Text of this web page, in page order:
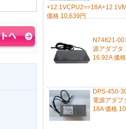
価格 10,639円
N74821-
源アダプタ
16.92A 価
DPS-450-
電源アダプ
18A 価格